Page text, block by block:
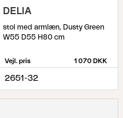
DELIA
stol med armlæn, Dusty Green
W55 D55 H80 cm
Vejl. pris 1 070 DKK
2651-32